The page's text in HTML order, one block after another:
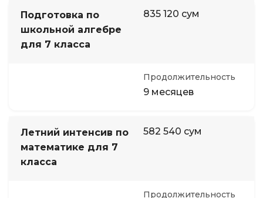
Подготовка по
школьной алгебре
для 7 класса
835 120 сум
Продолжительность
9 месяцев
Летний интенсив по
математике для 7
класса
582 540 сум
Продолжительность